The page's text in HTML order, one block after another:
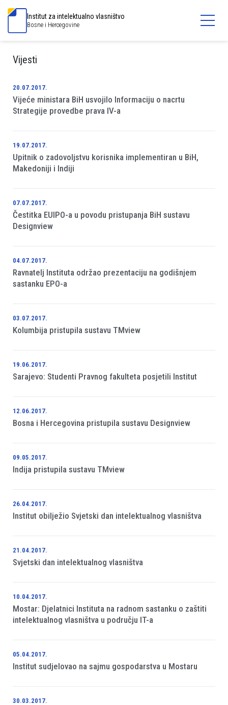
Institut za intelektualno vlasništvo
Bosne i Hercegovine
Vijesti
20.07.2017.
Vijeće ministara BiH usvojilo Informaciju o nacrtu
Strategije provedbe prava IV-a
19.07.2017.
Upitnik o zadovoljstvu korisnika implementiran u BiH,
Makedoniji i Indiji
07.07.2017.
Čestitka EUIPO-a u povodu pristupanja BiH sustavu
Designview
04.07.2017.
Ravnatelj Instituta održao prezentaciju na godišnjem
sastanku EPO-a
03.07.2017.
Kolumbija pristupila sustavu TMview
19.06.2017.
Sarajevo: Studenti Pravnog fakulteta posjetili Institut
12.06.2017.
Bosna i Hercegovina pristupila sustavu Designview
09.05.2017.
Indija pristupila sustavu TMview
26.04.2017.
Institut obilježio Svjetski dan intelektualnog vlasništva
21.04.2017.
Svjetski dan intelektualnog vlasništva
10.04.2017.
Mostar: Djelatnici Instituta na radnom sastanku o zaštiti
intelektualnog vlasništva u području IT-a
05.04.2017.
Institut sudjelovao na sajmu gospodarstva u Mostaru
30.03.2017.